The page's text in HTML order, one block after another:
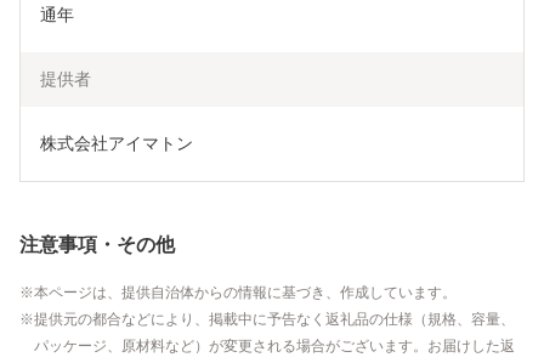
通年
提供者
株式会社アイマトン
注意事項・その他
本ページは、提供自治体からの情報に基づき、作成しています。
提供元の都合などにより、掲載中に予告なく返礼品の仕様（規格、容量、
パッケージ、原材料など）が変更される場合がございます。お届けした返